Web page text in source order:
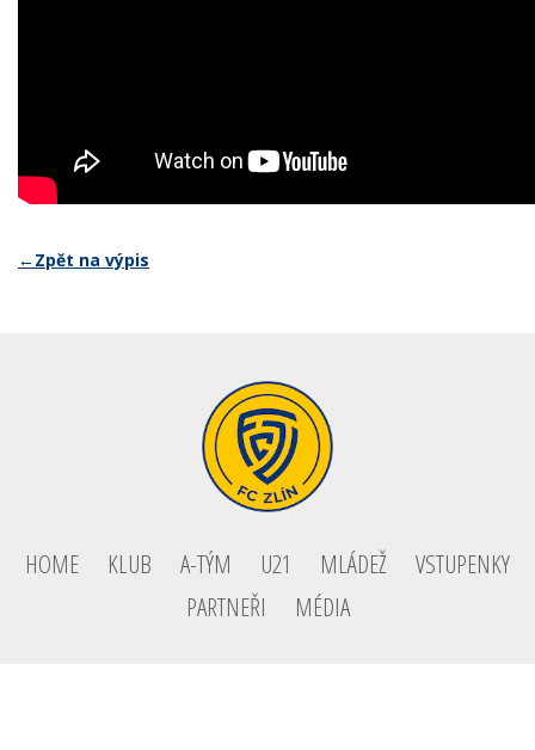
←Zpět na výpis
HOME KLUB A-TÝM U21 MLÁDEŽ
VSTUPENKY
PARTNEŘI
MÉDIA